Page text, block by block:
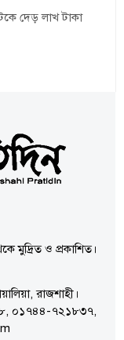
দেড় লাখ টাকা
মুদ্রিত ও প্রকাশিত।
রাজশাহী।
০১৭৪৪-৭২১৮৩৭,